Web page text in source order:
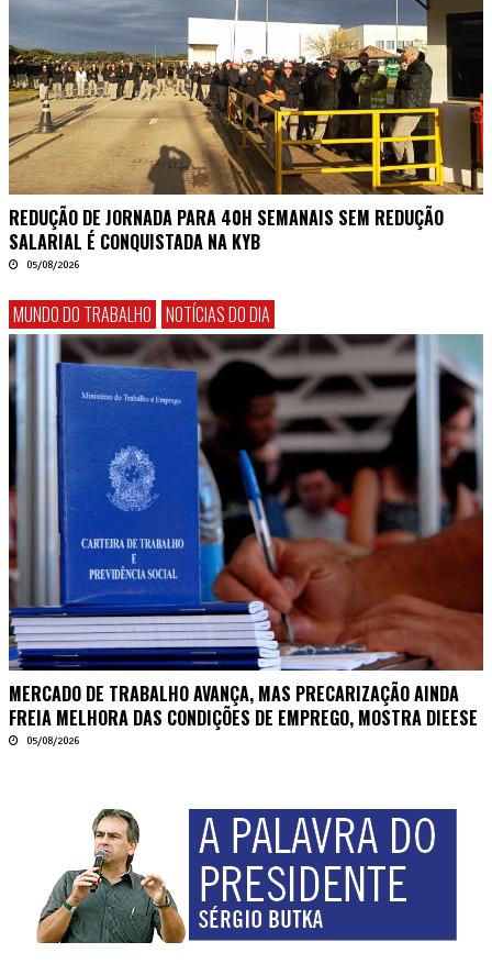
REDUÇÃO DE JORNADA PARA 40H SEMANAIS SEM REDUÇÃO
SALARIAL É CONQUISTADA NA KYB
05/08/2026
MUNDO DO TRABALHO NOTÍCIAS DO DIA
MERCADO DE TRABALHO AVANÇA, MAS PRECARIZAÇÃO AINDA
FREIA MELHORA DAS CONDIÇÕES DE EMPREGO, MOSTRA DIEESE
05/08/2026